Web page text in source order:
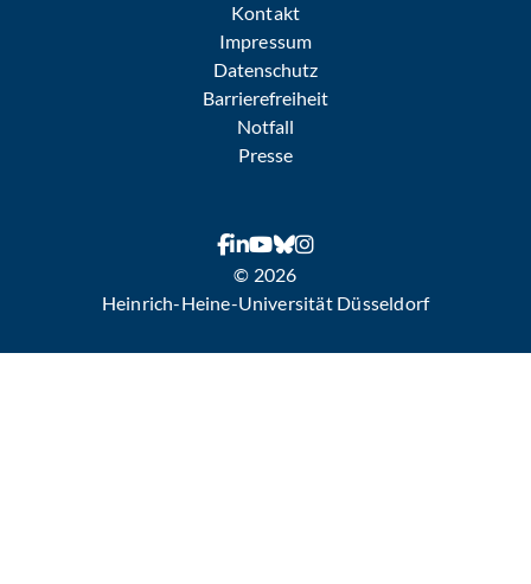
Kontakt
Impressum
Datenschutz
Barrierefreiheit
Notfall
Presse
© 2026
Heinrich-Heine-Universität Düsseldorf